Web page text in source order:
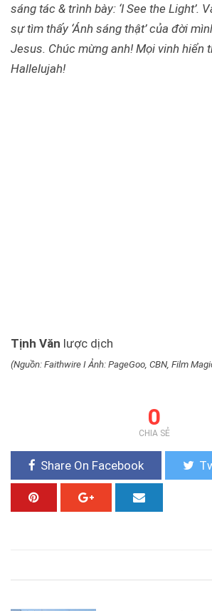
sáng tác & trình bày: ‘I See the Light’.
sự tìm thấy ‘Ánh sáng thật’ của đời
Jesus. Chúc mừng anh! Mọi vinh hiển
Hallelujah!
Tịnh Văn lược dịch
(Nguồn: Faithwire I Ảnh: PageGoo, CBN, Film
0
CHIA SẺ
Share On Facebook